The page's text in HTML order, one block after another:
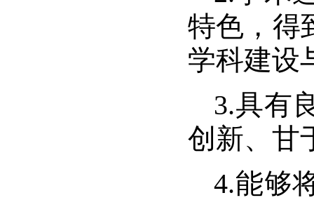
特色，得
学科建设
3.具有
创新、甘
4.能够